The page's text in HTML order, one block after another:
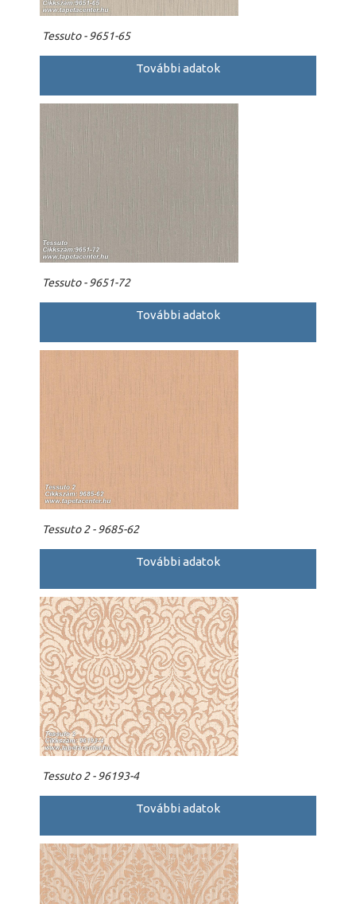
Tessuto - 9651-65
További adatok
Tessuto - 9651-72
További adatok
Tessuto 2 - 9685-62
További adatok
Tessuto 2 - 96193-4
További adatok